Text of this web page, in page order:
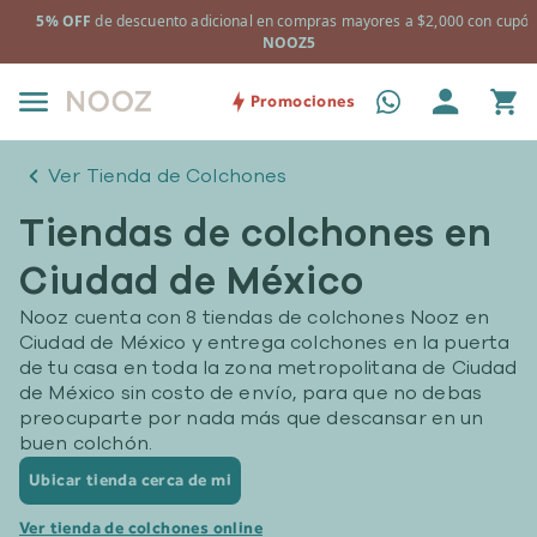
5% OFF de descuento adicional en compras mayores a $2,000 con
NOOZ5
Promociones
Ver Tienda de Colchones
Tiendas de colchones en
Ciudad de México
Nooz cuenta con 8 tiendas de colchones Nooz en
Ciudad de México y entrega colchones en la puerta
de tu casa en toda la zona metropolitana de Ciudad
de México sin costo de envío, para que no debas
preocuparte por nada más que descansar en un
buen colchón.
Ubicar tienda cerca de mi
Ver tienda de colchones online